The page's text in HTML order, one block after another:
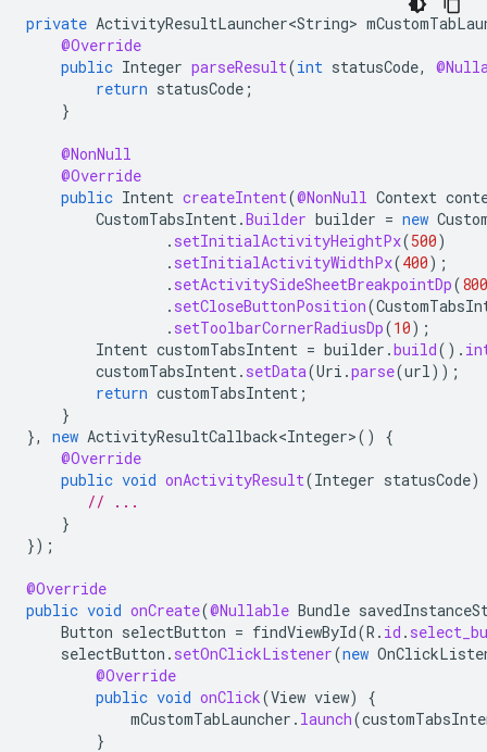
private ActivityResultLauncher<String>
@Override
public Integer parseResult(int statusCode,
return statusCode ;
}
@NonNull
@Override
public Intent createIntent(@NonNull Context
CustomTabsIntent.Builder builder = new
. setInitialActivityHeightPx(500)
. setInitialActivityWidthPx(400);
. setActivitySideSheetBreakpointDp(800
. setCloseButtonPosition(
. setToolbarCornerRadiusDp(10);
Intent customTabsIntent = builder .build().
customTabsIntent. setData(Uri .parse(url));
return customTabsIntent ;
}
},
new ActivityResultCallback<Integer>()
{
@Override
public void onActivityResult(Integer statusCode)
// ...
}
});
@Override
public void onCreate(@Nullable Bundle
Button selectButton = findViewById(R . id .
selectButton . setOnClickListener(new
@Override
public void onClick(View view)
{
mCustomTabLauncher . launch(
}